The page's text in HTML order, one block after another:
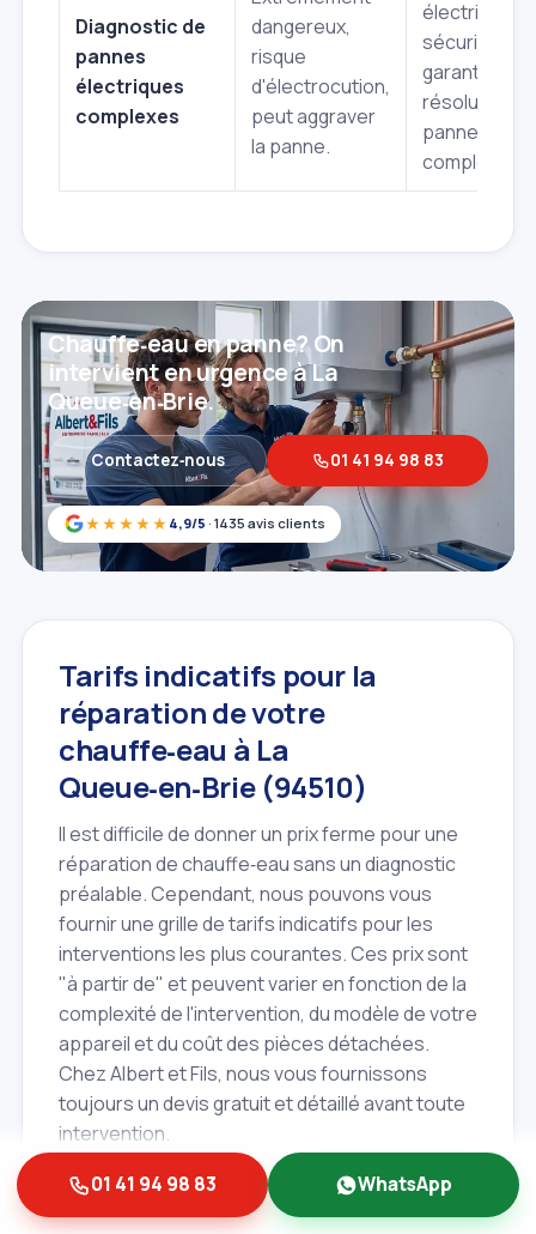
Diagnostic de
pannes
électriques
complexes
dangereux,
risque
d'électrocution,
peut aggraver
la panne.
électrique,
sécurité
garantie,
résolution
pannes
complexes.
★★★★★ 4,9/5 · 1435 avis clients
Chauffe‑eau en panne? On
intervient en urgence à La
Queue‑en‑Brie.
Contactez‑nous 01 41 94 98 83
Tarifs indicatifs pour la
réparation de votre
chauffe‑eau à La
Queue‑en‑Brie (94510)
Il est difficile de donner un prix ferme pour une
réparation de chauffe‑eau sans un diagnostic
préalable. Cependant, nous pouvons vous
fournir une grille de tarifs indicatifs pour les
interventions les plus courantes. Ces prix sont
"à partir de" et peuvent varier en fonction de la
complexité de l'intervention, du modèle de votre
appareil et du coût des pièces détachées.
Chez Albert et Fils, nous vous fournissons
toujours un devis gratuit et détaillé avant toute
intervention.
Diagnostic de panne simple:à partir de
60€
01 41 94 98 83 WhatsApp